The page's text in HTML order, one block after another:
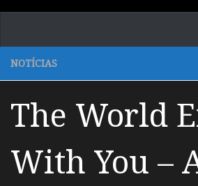
NOTÍCIAS
The World
With You –